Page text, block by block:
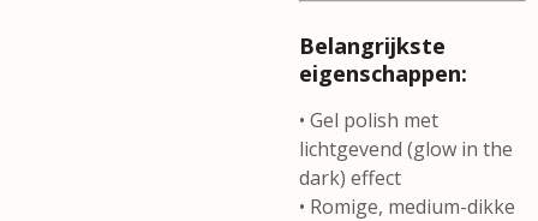
Belangrijkste
eigenschappen:
• Gel polish met
lichtgevend (glow in the
dark) effect
• Romige, medium-dikke